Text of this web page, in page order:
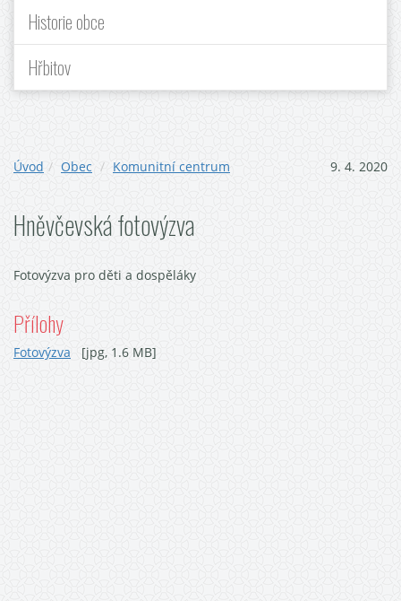
Historie obce
Hřbitov
Úvod Obec Komunitní centrum 9. 4. 2020
Hněvčevská fotovýzva
Fotovýzva pro děti a dospěláky
Přílohy
Fotovýzva [jpg, 1.6 MB]